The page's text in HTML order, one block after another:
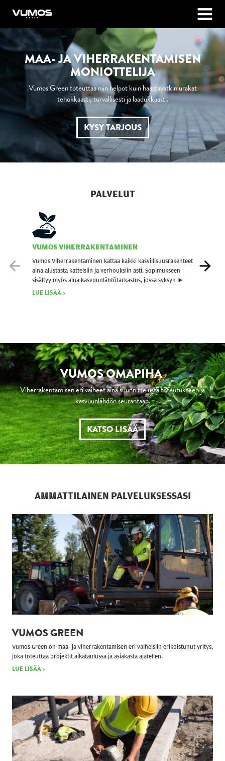
Vumos Green MENU
MAA- JAVIHERRAKENTAMISEN
MONIOTTELIJA
Vumos Green toteuttaa niin helpot kuin haastavatkin urakat
tehokkaasti, turvallisesti ja laadukkaasti.
KYSY TARJOUS
PALVELUT
VUMOSVIHERRAKENTAMINEN
Vumos Viherrakentaminen kattaa kaikki kasvillisuusrakenteet
aina alustasta katteisiin ja verhouksiin asti. Sopimukseen
sisältyy myös aina kasvuunlähtötarkastus, jossa syksyn ►
LUE LISÄÄ >
VUMOS OMAPIHA
Viherrakentamisen eri vaiheet aina suunnittelusta toteutukseen ja
kasvuunlähdön seurantaan.
KATSO LISÄÄ
AMMATTILAINEN PALVELUKSESSASI
VUMOS GREEN
Vumos Green on maa- ja viherrakentamisen eri vaiheisiin erikoistunut yritys,
joka toteuttaa projektit aikataulussa ja asiakasta ajatellen.
LUE LISÄÄ >